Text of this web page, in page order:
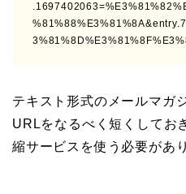
テキスト形式のメールマガ
URLをなるべく短くしてお
縮サービスを使う必要があ